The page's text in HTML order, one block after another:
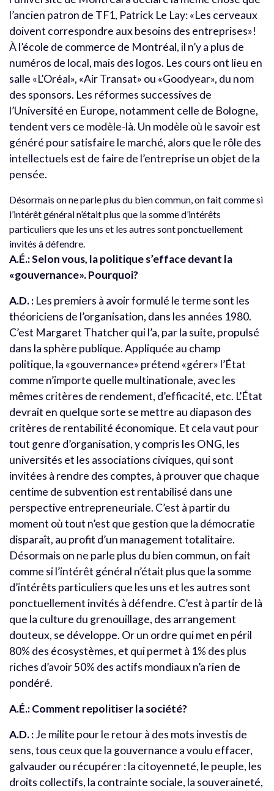
l’ancien patron de TF1, Patrick Le Lay: «Les cerveaux
doivent correspondre aux besoins des entreprises»!
À l’école de commerce de Montréal, il n’y a plus de
numéros de local, mais des logos. Les cours ont lieu en
salle «L’Oréal», «Air Transat» ou «Goodyear», du nom
des sponsors. Les réformes successives de
l’Université en Europe, notamment celle de Bologne,
tendent vers ce modèle-là. Un modèle où le savoir est
généré pour satisfaire le marché, alors que le rôle des
intellectuels est de faire de l’entreprise un objet de la
pensée.
Désormais on ne parle plus du bien commun, on fait comme si
l’intérêt général n’était plus que la somme d’intérêts
particuliers que les uns et les autres sont ponctuellement
invités à défendre.
A.É.: Selon vous, la politique s’efface devant la
«gouvernance». Pourquoi?
A.D. : Les premiers à avoir formulé le terme sont les
théoriciens de l’organisation, dans les années 1980.
C’est Margaret Thatcher qui l’a, par la suite, propulsé
dans la sphère publique. Appliquée au champ
politique, la «gouvernance» prétend «gérer» l’État
comme n’importe quelle multinationale, avec les
mêmes critères de rendement, d’efficacité, etc. L’État
devrait en quelque sorte se mettre au diapason des
critères de rentabilité économique. Et cela vaut pour
tout genre d’organisation, y compris les ONG, les
universités et les associations civiques, qui sont
invitées à rendre des comptes, à prouver que chaque
centime de subvention est rentabilisé dans une
perspective entrepreneuriale. C’est à partir du
moment où tout n’est que gestion que la démocratie
disparaît, au profit d’un management totalitaire.
Désormais on ne parle plus du bien commun, on fait
comme si l’intérêt général n’était plus que la somme
d’intérêts particuliers que les uns et les autres sont
ponctuellement invités à défendre. C’est à partir de là
que la culture du grenouillage, des arrangement
douteux, se développe. Or un ordre qui met en péril
80% des écosystèmes, et qui permet à 1% des plus
riches d’avoir 50% des actifs mondiaux n’a rien de
pondéré.
A.É.: Comment repolitiser la société?
A.D. :Je milite pour le retour à des mots investis de
sens, tous ceux que la gouvernance a voulu effacer,
galvauder ou récupérer : la citoyenneté, le peuple, les
droits collectifs, la contrainte sociale, la souveraineté,